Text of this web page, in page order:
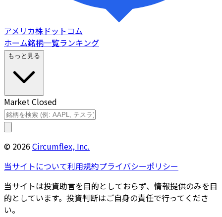
アメリカ株ドットコム
ホーム銘柄一覧ランキング
もっと見る
Market Closed
© 2026Circumflex, Inc.
当サイトについて利用規約プライバシーポリシー
当サイトは投資助言を目的としておらず、情報提供のみを目
的としています。投資判断はご自身の責任で行ってくださ
い。